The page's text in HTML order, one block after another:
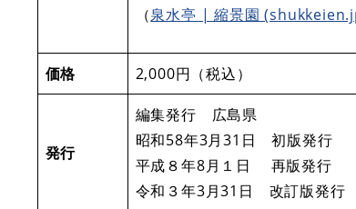
（泉水亭 | 縮景園
価格 2,000円（税込）
発行
編集発行 広島県
昭和58年3月31日 初版発行
平成８年8月１日 再版発行
令和３年3月31日 改訂版発行